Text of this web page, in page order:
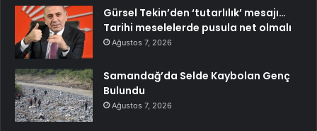
Gürsel Tekin’den ‘tutarlılık’ mesajı…
Tarihi meselelerde pusula net olmalı
Ağustos 7, 2026
Samandağ’da Selde Kaybolan Genç
Bulundu
Ağustos 7, 2026